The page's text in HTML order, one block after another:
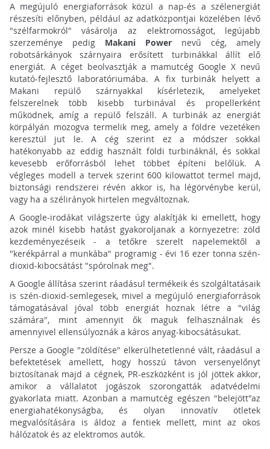
A megújuló energiaforrások közül a nap-és a szélenergiát
részesíti előnyben, például az adatközpontjai közelében lévő
"szélfarmokról" vásárolja az elektromosságot, legújabb
szerzeménye pedig Makani Power nevű cég, amely
robotsárkányok szárnyaira erősített turbinákkal állít elő
energiát. A céget beolvasztják a mamutcég Google X nevű
kutató-fejlesztő laboratóriumába. A fix turbinák helyett a
Makani repülő szárnyakkal kísérletezik, amelyeket
felszerelnek több kisebb turbinával és propellerként
működnek, amíg a repülő felszáll. A turbinák az energiát
körpályán mozogva termelik meg, amely a földre vezetéken
keresztül jut le. A cég szerint ez a módszer sokkal
hatékonyabb az eddig használt földi turbináknál, és sokkal
kevesebb erőforrásból lehet többet építeni belőlük. A
végleges modell a tervek szerint 600 kilowattot termel majd,
biztonsági rendszerei révén akkor is, ha légörvénybe kerül,
vagy ha a szélirányok hirtelen megváltoznak.
A Google-irodákat világszerte úgy alakítják ki emellett, hogy
azok minél kisebb hatást gyakoroljanak a környezetre: zöld
kezdeményezéseik - a tetőkre szerelt napelemektől a
"kerékpárral a munkába" programig - évi 16 ezer tonna szén-
dioxid-kibocsátást "spórolnak meg".
A Google állítása szerint ráadásul termékeik és szolgáltatásaik
is szén-dioxid-semlegesek, mivel a megújuló energiaforrások
támogatásával jóval több energiát hoznak létre a "világ
számára", mint amennyit ők maguk felhasználnak és
amennyivel ellensúlyoznák a káros anyag-kibocsátásukat.
Persze a Google "zöldítése" elkerülhetetlenné vált, ráadásul a
befektetések amellett, hogy hosszú távon versenyelőnyt
biztosítanak majd a cégnek, PR-eszközként is jól jöttek akkor,
amikor a vállalatot jogászok szorongatták adatvédelmi
gyakorlata miatt. Azonban a mamutcég egészen "belejött"az
energiahatékonyságba, és olyan innovatív ötletek
megvalósítására is áldoz a fentiek mellett, mint az okos
hálózatok és az elektromos autók.